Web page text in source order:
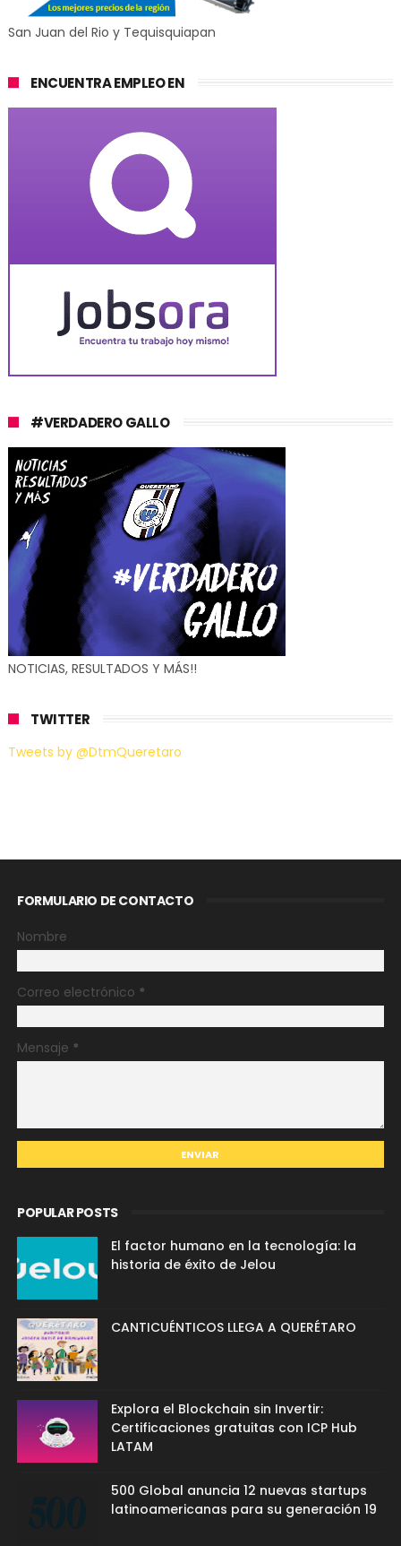
San Juan del Rio y Tequisquiapan
ENCUENTRA EMPLEO EN
#VERDADERO GALLO
NOTICIAS, RESULTADOS Y MÁS!!
TWITTER
Tweets by @DtmQueretaro
FORMULARIO DE CONTACTO
Nombre
Correo electrónico *
Mensaje *
POPULAR POSTS
El factor humano en la tecnología: la
historia de éxito de Jelou
CANTICUÉNTICOS LLEGA A QUERÉTARO
Explora el Blockchain sin Invertir:
Certificaciones gratuitas con ICP Hub
LATAM
500 Global anuncia 12 nuevas startups
latinoamericanas para su generación 19